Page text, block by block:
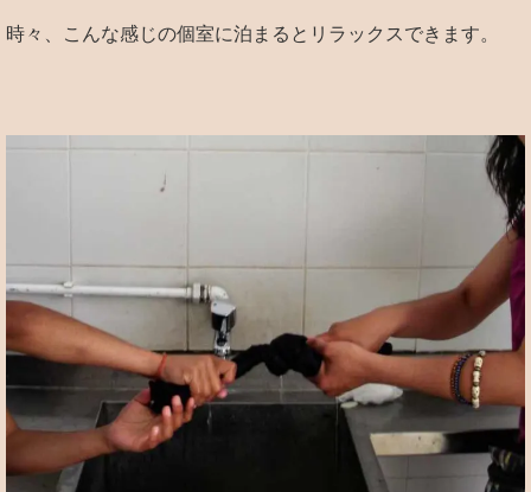
時々、こんな感じの個室に泊まるとリラックスできます。